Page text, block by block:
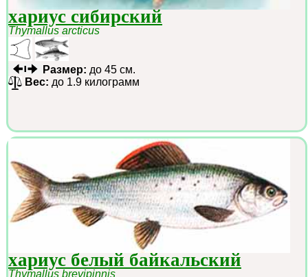
хариус сибирский
Thymallus arcticus
Размер: до 45 см.
Вес: до 1.9 килограмм
хариус белый байкальский
Thymallus brevipinnis